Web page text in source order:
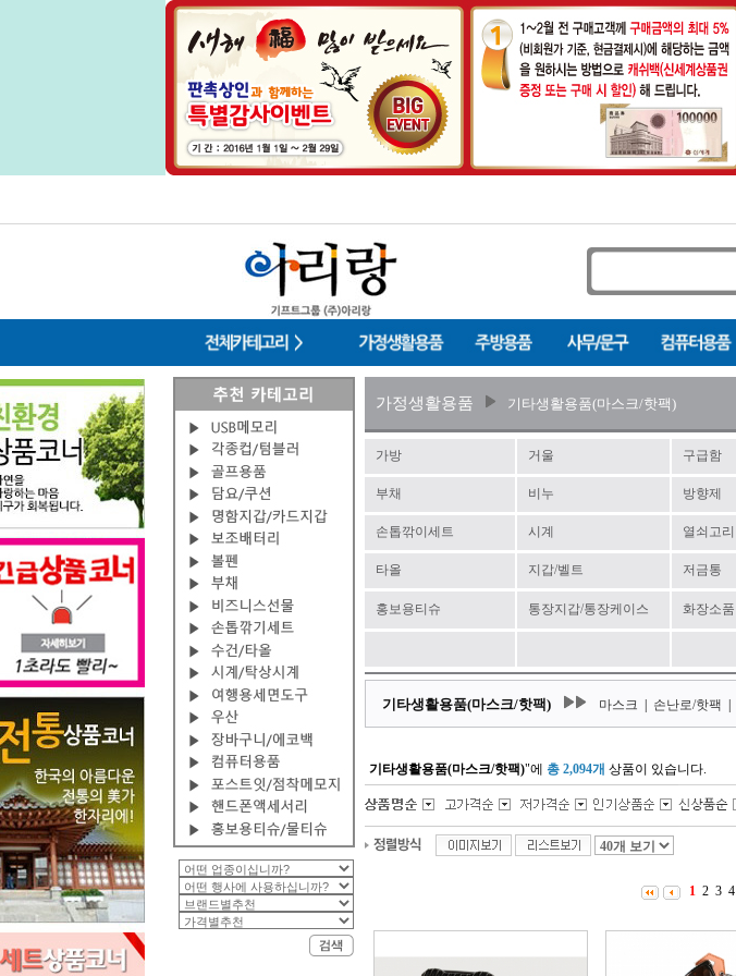
가정생활용품 기타생활용품(마스크/핫팩)
가방 거울 구급함
부채 비누 방향제
손톱깎이세트 시계 열쇠고리
타올 지갑/벨트 저금통
홍보용티슈 통장지갑/통장케이스 화장소품
기타생활용품(마스크/핫팩) 마스크 손난로/핫팩
기타생활용품(마스크/핫팩)"에 총 2,094개 상품이 있습니다.
1 2 3 4